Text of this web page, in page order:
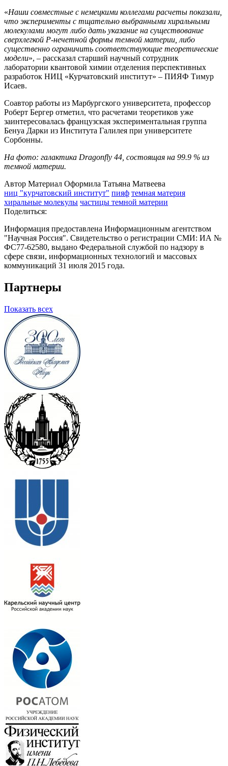
«Наши совместные с немецкими коллегами расчеты показали,
что эксперименты с тщательно выбранными хиральными
молекулами могут либо дать указание на существование
сверхлегкой Р-нечетной формы темной материи, либо
существенно ограничить соответствующие теоретические
модели», – рассказал старший научный сотрудник
лаборатории квантовой химии отделения перспективных
разработок НИЦ «Курчатовский институт» – ПИЯФ Тимур
Исаев.
Соавтор работы из Марбургского университета, профессор
Роберт Бергер отметил, что расчетами теоретиков уже
заинтересовалась французская экспериментальная группа
Бенуа Дарки из Института Галилея при университете
Сорбонны.
На фото: галактика Dragonfly 44, состоящая на 99.9 % из
темной материи.
Автор Материал Оформила Татьяна Матвеева
ниц "курчатовский институт" пияф темная материя
хиральные молекулы частицы темной материи
Поделиться:
Информация предоставлена Информационным агентством
"Научная Россия". Свидетельство о регистрации СМИ: ИА №
ФС77-62580, выдано Федеральной службой по надзору в
сфере связи, информационных технологий и массовых
коммуникаций 31 июля 2015 года.
Партнеры
Показать всех